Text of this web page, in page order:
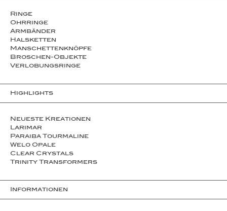
Ringe
Ohrringe
Armbänder
Halsketten
Man­schet­ten­­knöpfe
Broschen-Objekte
Ver­lo­bungs­­ringe
Highlights
Neueste Kreationen
Larimar
Paraiba Tourmaline
Welo Opale
Clear Crystals
Trinity Transformers
Informationen